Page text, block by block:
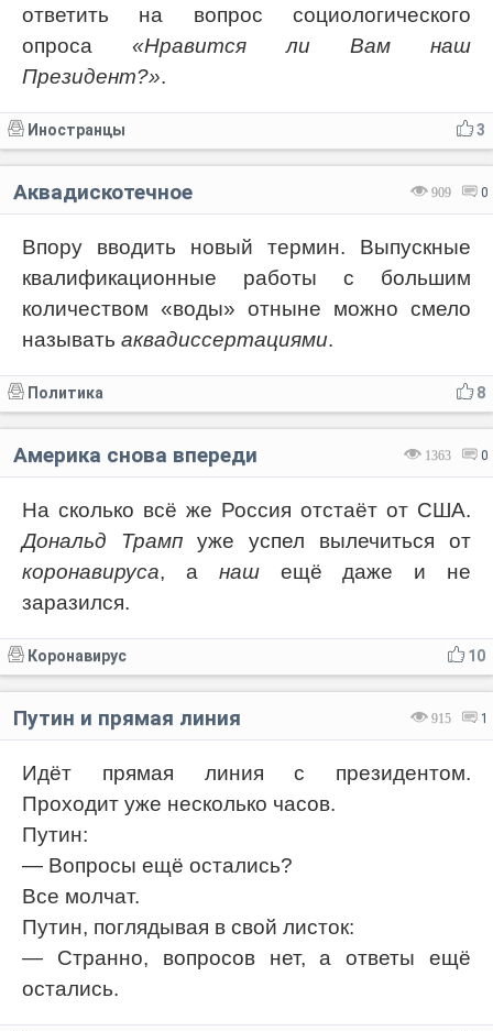
ответить на вопрос социологического
опроса «Нравится ли Вам наш
Президент?».
3
Иностранцы
909 0
Аквадискотечное
Впору вводить новый термин. Выпускные
квалификационные работы с большим
количеством «воды» отныне можно смело
называть аквадиссертациями.
8
Политика
1363 0
Америка снова впереди
На сколько всё же Россия отстаёт от США.
Дональд Трамп уже успел вылечиться от
коронавируса, а нашещё даже и не
заразился.
10
Коронавирус
915 1
Путин и прямая линия
Идёт прямая линия с президентом.
Проходит уже несколько часов.
Путин:
— Вопросы ещё остались?
Все молчат.
Путин, поглядывая в свой листок:
— Странно, вопросов нет, а ответы ещё
остались.